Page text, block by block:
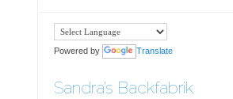
Powered by Translate
Sandra’s Backfabrik